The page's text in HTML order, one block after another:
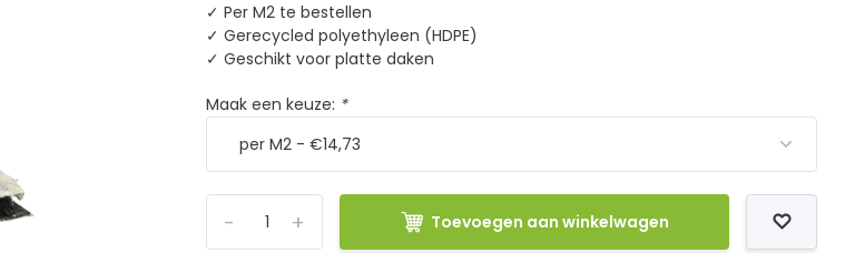
✓ Per M2 te bestellen
✓ Gerecycled polyethyleen (HDPE)
✓ Geschikt voor platte daken
Maak een keuze: *
+
- Toevoegen aan winkelwagen